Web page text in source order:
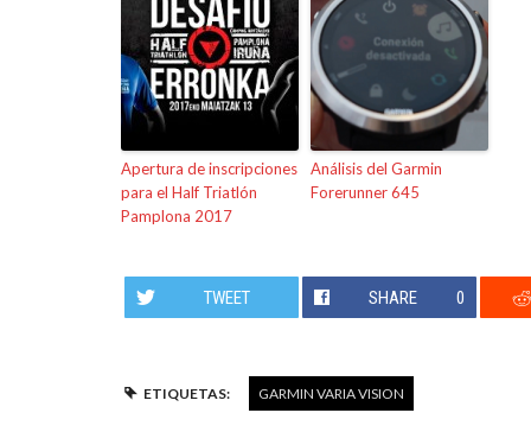
Apertura de inscripciones
para el Half Triatlón
Pamplona 2017
Análisis del Garmin
Forerunner 645
TWEET SHARE 0
ETIQUETAS: GARMIN VARIA VISION